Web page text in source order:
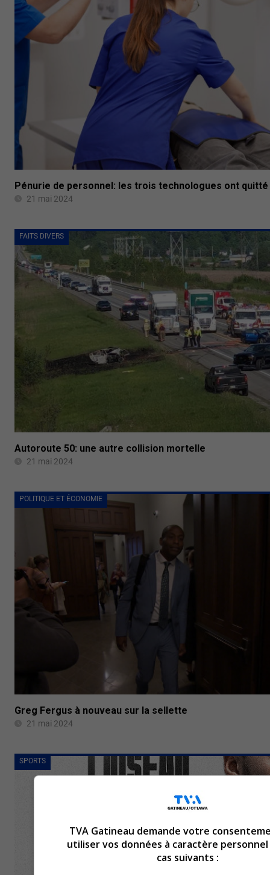
Pénurie de personnel: les trois technologues ont quitté
21 mai 2024
FAITS DIVERS
Autoroute 50: une autre collision mortelle
21 mai 2024
POLITIQUE ET ÉCONOMIE
Greg Fergus à nouveau sur la sellette
21 mai 2024
SPORTS
TVA Gatineau demande votre
utiliser vos données à caractère personnel
cas suivants :